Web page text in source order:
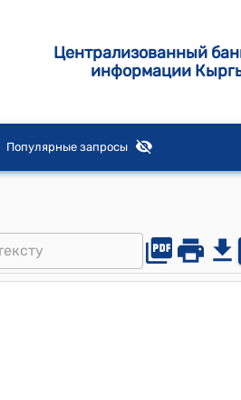
Централизованный
информации
Популярные запросы